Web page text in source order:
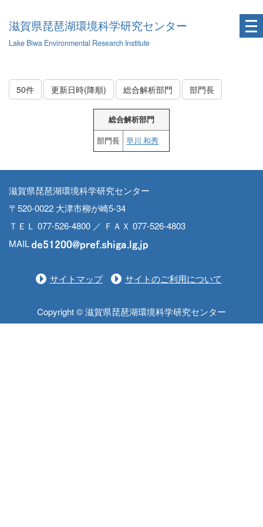
滋賀県琵琶湖環境科学研究センター
Lake Biwa Environmental Research Institute
50件 更新日時(降順) 総合解析部門 部門長
総合解析部門
部門長
早川 和秀
滋賀県琵琶湖環境科学研究センター
〒520-0022 大津市柳が崎5-34
ＴＥＬ 077-526-4800 ／ ＦＡＸ 077-526-4803
MAIL
サイトマップ サイトのご利用について
Copyright © 滋賀県琵琶湖環境科学研究センター